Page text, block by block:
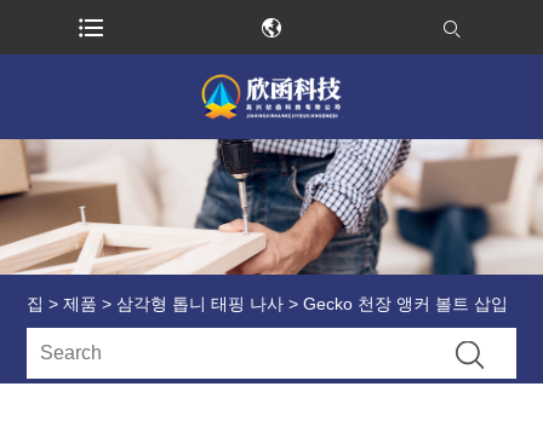
집 > 제품 >삼각형 톱니 태핑 나사 > Gecko 천장 앵커 볼트 삽입